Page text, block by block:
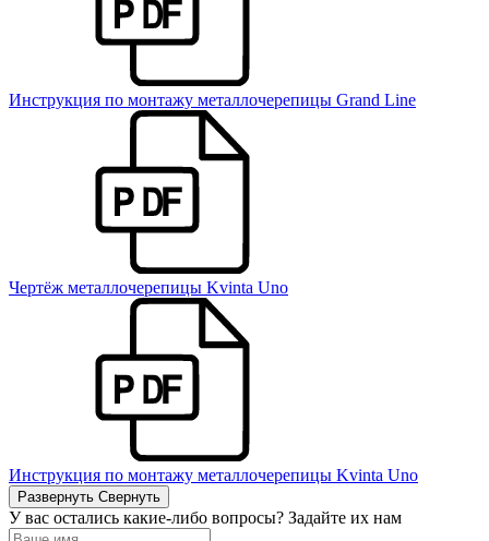
Инструкция по монтажу металлочерепицы Grand Line
Чертёж металлочерепицы Kvinta Uno
Инструкция по монтажу металлочерепицы Kvinta Uno
Развернуть Свернуть
У вас остались какие-либо вопросы? Задайте их нам